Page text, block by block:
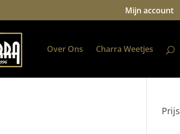
Mijn account
Over Ons Charra Weetjes
Prijs